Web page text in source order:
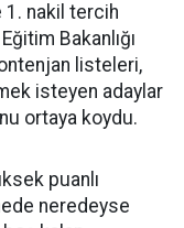
1. nakil tercih
Bakanlığı
listeleri,
isteyen adaylar
ortaya koydu.
puanlı
neredeyse